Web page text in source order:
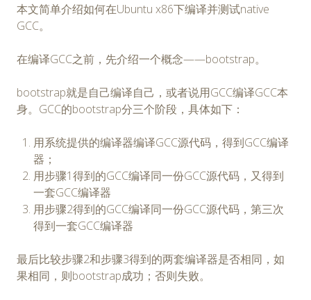
本文简单介绍如何在Ubuntu x86下编译并测试native
GCC。
在编译GCC之前，先介绍一个概念——bootstrap。
bootstrap就是自己编译自己，或者说用GCC编译GCC本
身。GCC的bootstrap分三个阶段，具体如下：
用系统提供的编译器编译GCC源代码，得到GCC编译
器；
用步骤1得到的GCC编译同一份GCC源代码，又得到
一套GCC编译器
用步骤2得到的GCC编译同一份GCC源代码，第三次
得到一套GCC编译器
最后比较步骤2和步骤3得到的两套编译器是否相同，如
果相同，则bootstrap成功；否则失败。